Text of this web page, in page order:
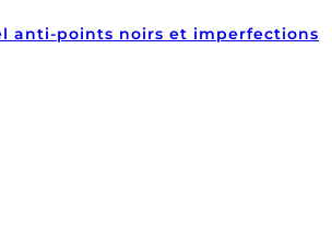
anti-points noirs et imperfections